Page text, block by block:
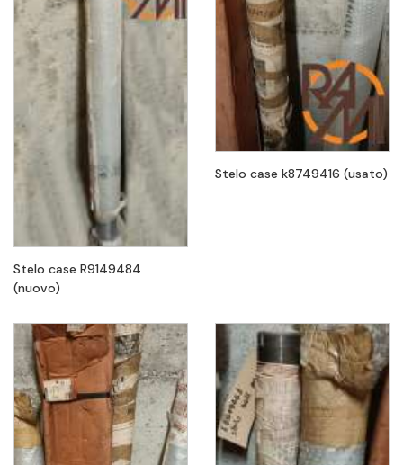
Stelo case R9149484
(nuovo)
Stelo case k8749416 (usato)